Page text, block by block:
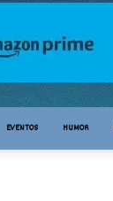
EVENTOS HUMOR